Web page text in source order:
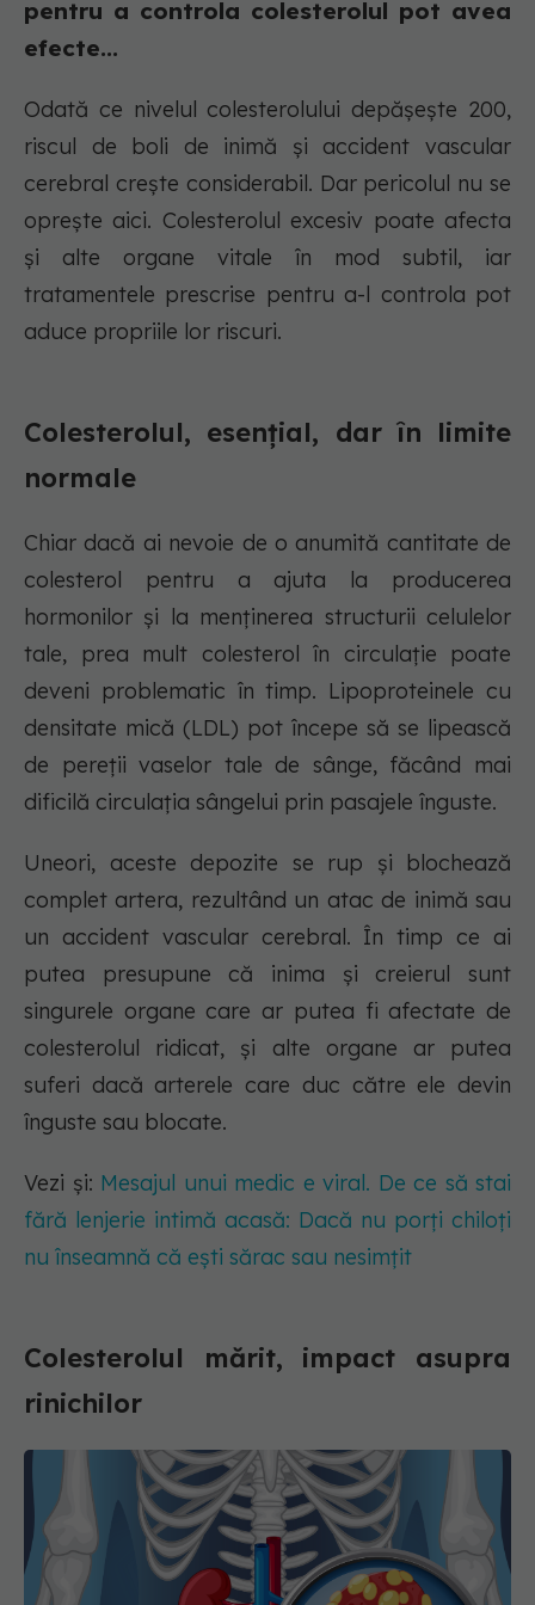
pentru a controla colesterolul pot avea
efecte...
Odată ce nivelul colesterolului depășește 200,
riscul de boli de inimă și accident vascular
cerebral crește considerabil. Dar pericolul nu se
oprește aici. Colesterolul excesiv poate afecta
și alte organe vitale în mod subtil, iar
tratamentele prescrise pentru a-l controla pot
aduce propriile lor riscuri.
Colesterolul, esențial, dar în limite
normale
Chiar dacă ai nevoie de o anumită cantitate de
colesterol pentru a ajuta la producerea
hormonilor și la menținerea structurii celulelor
tale, prea mult colesterol în circulație poate
deveni problematic în timp. Lipoproteinele cu
densitate mică (LDL) pot începe să se lipească
de pereții vaselor tale de sânge, făcând mai
dificilă circulația sângelui prin pasajele înguste.
Uneori, aceste depozite se rup și blochează
complet artera, rezultând un atac de inimă sau
un accident vascular cerebral. În timp ce ai
putea presupune că inima și creierul sunt
singurele organe care ar putea fi afectate de
colesterolul ridicat, și alte organe ar putea
suferi dacă arterele care duc către ele devin
înguste sau blocate.
Vezi și: Mesajul unui medic e viral. De ce să stai
fără lenjerie intimă acasă: Dacă nu porți chiloți
nu înseamnă că ești sărac sau nesimțit
Colesterolul mărit, impact asupra
rinichilor